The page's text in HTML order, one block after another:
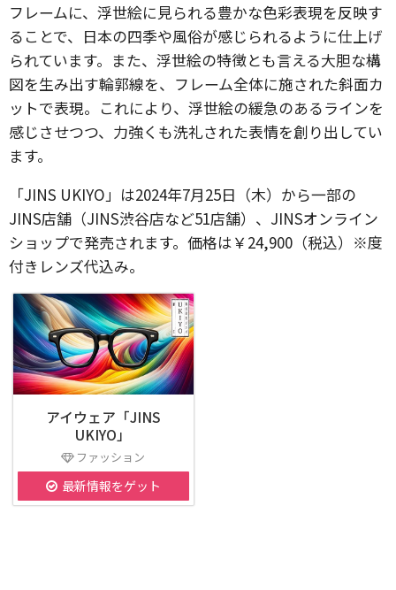
フレームに、浮世絵に見られる豊かな色彩表現を反映す
ることで、日本の四季や風俗が感じられるように仕上げ
られています。また、浮世絵の特徴とも言える大胆な構
図を生み出す輪郭線を、フレーム全体に施された斜面カ
ットで表現。これにより、浮世絵の緩急のあるラインを
感じさせつつ、力強くも洗礼された表情を創り出してい
ます。
「JINS UKIYO」は2024年7月25日（木）から一部の
JINS店舗（JINS渋谷店など51店舗）、JINSオンライン
ショップで発売されます。価格は￥24,900（税込）※度
付きレンズ代込み。
アイウェア「JINS
UKIYO」
ファッション
最新情報をゲット